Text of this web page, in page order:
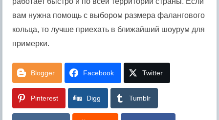
вам нужна помощь с выбором размера фалангового
кольца, то лучше приехать в ближайший шоурум для
примерки.
Blogger Facebook Twitter
Pinterest Digg Tumblr